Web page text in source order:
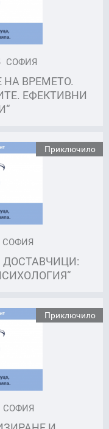
СОФИЯ
ВРЕМЕТО.
ЕФЕКТИВНИ
Приключило
СОФИЯ
ДОСТАВЧИЦИ:
Приключило
СОФИЯ